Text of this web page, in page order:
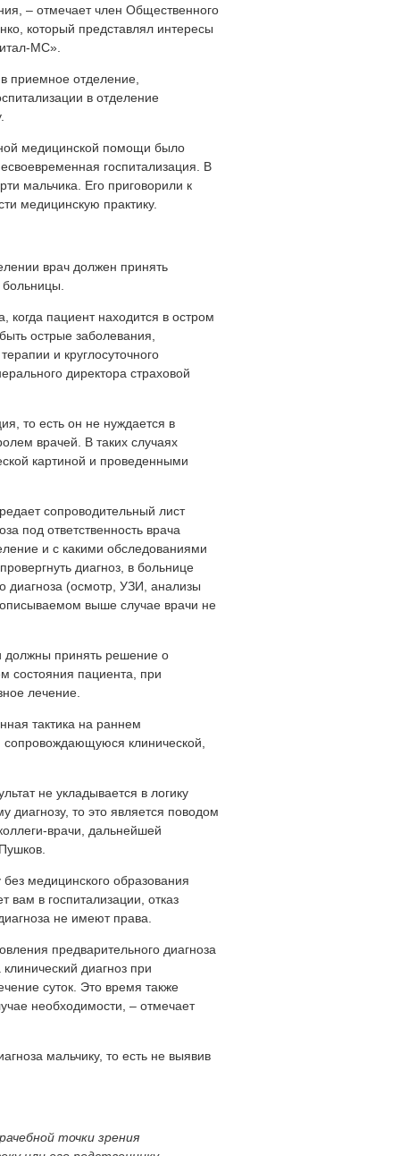
– отмечает член Общественного
который представлял интересы
МС».
приемное отделение,
в отделение
медицинской помощи было
госпитализация. В
мальчика. Его приговорили к
медицинскую практику.
врач должен принять
больницы.
когда пациент находится в остром
острые заболевания,
и круглосуточного
директора страховой
то есть он не нуждается в
врачей. В таких случаях
картиной и проведенными
сопроводительный лист
под ответственность врача
и с какими обследованиями
диагноз, в больнице
диагноза (осмотр, УЗИ, анализы
выше случае врачи не
должны принять решение о
состояния пациента, при
лечение.
тактика на раннем
сопровождающуюся клинической,
не укладывается в логику
диагнозу, то это является поводом
врачи, дальнейшей
медицинского образования
вам в госпитализации, отказ
не имеют права.
предварительного диагноза
диагноз при
суток. Это время также
необходимости, – отмечает
мальчику, то есть не выявив
точки зрения